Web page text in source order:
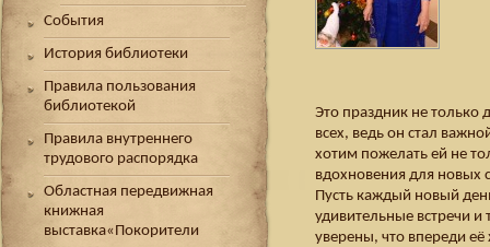
События
История библиотеки
Правила пользования
библиотекой
Правила внутреннего
трудового распорядка
Областная передвижная
книжная
выставка«Покорители
Это праздник не только
всех, ведь он стал
хотим пожелать ей не
вдохновения для новых
Пусть каждый новый
удивительные встречи
уверены, что впереди